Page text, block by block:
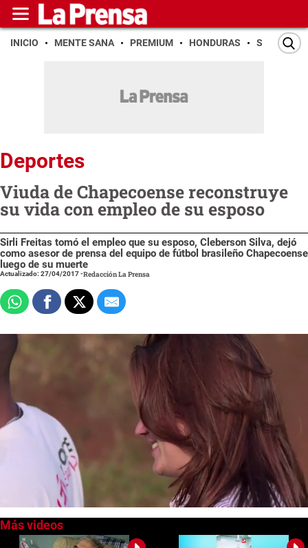
INICIO MENTE SANA PREMIUM HONDURAS SAN PEDRO
Deportes
Viuda de Chapecoense reconstruye
su vida con empleo de su esposo
Sirli Freitas tomó el empleo que su esposo, Cleberson Silva, dejó
como asesor de prensa del equipo de fútbol brasileño Chapecoense
luego de su muerte
Actualizado: 27/04/2017-Redacción La Prensa
seconds